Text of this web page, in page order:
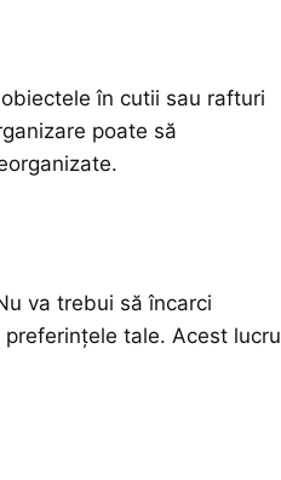
în cutii sau rafturi
poate să
va trebui să încarci
tale. Acest lucru